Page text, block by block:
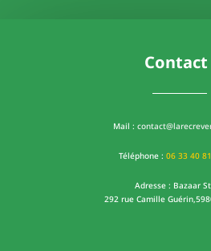
Contact
Mail :
Téléphone : 06 33 40
Adresse : Bazaar
292 rue Camille Guérin,